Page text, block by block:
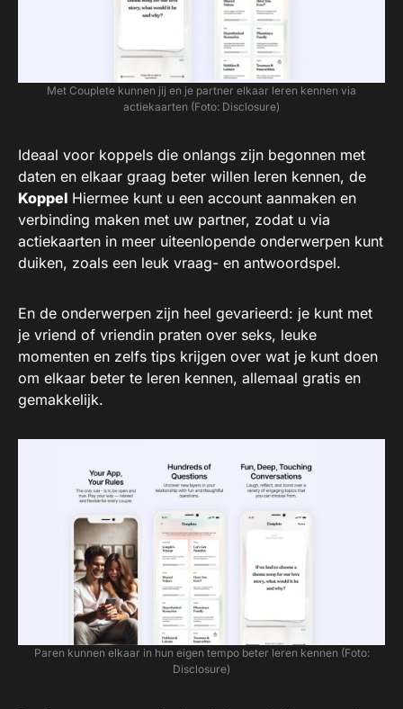
Met Couplete kunnen jij en je partner elkaar leren kennen via
actiekaarten (Foto: Disclosure)
Ideaal voor koppels die onlangs zijn begonnen met
daten en elkaar graag beter willen leren kennen, de
Koppel Hiermee kunt u een account aanmaken en
verbinding maken met uw partner, zodat u via
actiekaarten in meer uiteenlopende onderwerpen kunt
duiken, zoals een leuk vraag- en antwoordspel.
En de onderwerpen zijn heel gevarieerd: je kunt met
je vriend of vriendin praten over seks, leuke
momenten en zelfs tips krijgen over wat je kunt doen
om elkaar beter te leren kennen, allemaal gratis en
gemakkelijk.
Paren kunnen elkaar in hun eigen tempo beter leren kennen (Foto:
Disclosure)